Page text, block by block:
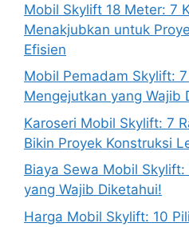
Mobil Skylift 18 Meter: 7
Menakjubkan untuk
Efisien
Mobil Pemadam Skylift:
Mengejutkan yang Wajib
Karoseri Mobil Skylift: 7
Bikin Proyek Konstruksi
Biaya Sewa Mobil
yang Wajib Diketahui!
Harga Mobil Skylift: 10